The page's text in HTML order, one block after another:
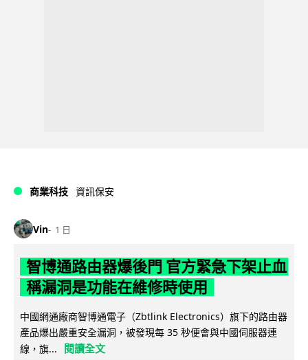
商業科技 資訊保安
Vin 1 日
智博通路由器爆後門 官方緊急下架止血
稱漏洞是功能在維修時使用
中國網通廠商智博通電子（Zbtlink Electronics）旗下的路由器
產品爆出嚴重安全漏洞，被發現每 35 秒便會與中國伺服器連
線，旗...
閱讀全文